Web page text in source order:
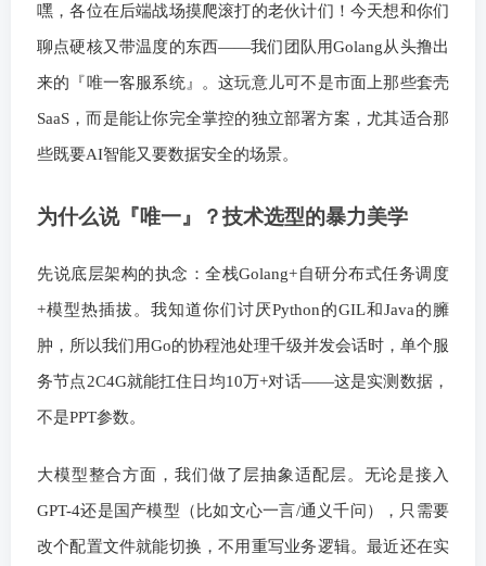
嘿，各位在后端战场摸爬滚打的老伙计们！今天想和你们
聊点硬核又带温度的东西——我们团队用Golang从头撸出
来的『唯一客服系统』。这玩意儿可不是市面上那些套壳
SaaS，而是能让你完全掌控的独立部署方案，尤其适合那
些既要AI智能又要数据安全的场景。
为什么说『唯一』？技术选型的暴力美学
先说底层架构的执念：全栈Golang+自研分布式任务调度
+模型热插拔。我知道你们讨厌Python的GIL和Java的臃
肿，所以我们用Go的协程池处理千级并发会话时，单个服
务节点2C4G就能扛住日均10万+对话——这是实测数据，
不是PPT参数。
大模型整合方面，我们做了层抽象适配层。无论是接入
GPT-4还是国产模型（比如文心一言/通义千问），只需要
改个配置文件就能切换，不用重写业务逻辑。最近还在实